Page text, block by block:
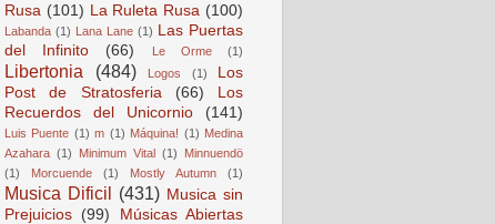
Rusa (101) La Ruleta Rusa (100)
Labanda (1) Lana Lane (1) Las Puertas
del Infinito
(66) Le Orme (1)
Libertonia (484) Logos (1)
Los
Post de Stratosferia
(66)
Los
Recuerdos del Unicornio
(141)
Luis Puente (1) m (1) Máquina! (1) Medina
Azahara (1) Minimum Vital (1)
Minnuendö
(1)
Morcuende (1) Mostly Autumn (1)
Musica Dificil (431) Musica sin
Prejuicios (99)
Músicas Abiertas